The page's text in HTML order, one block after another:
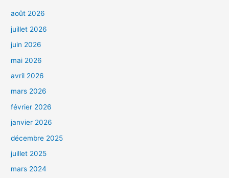
août 2026
juillet 2026
juin 2026
mai 2026
avril 2026
mars 2026
février 2026
janvier 2026
décembre 2025
juillet 2025
mars 2024